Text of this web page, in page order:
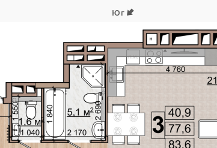
Юг